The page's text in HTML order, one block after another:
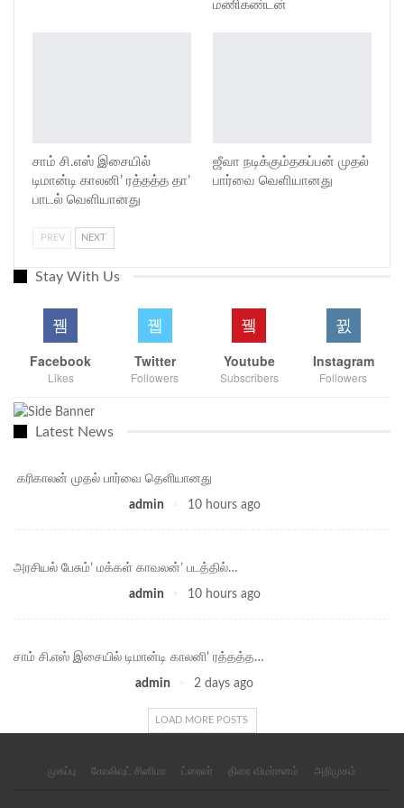
மணிகண்டன்
சாம் சி.எஸ் இசையில்
டிமான்டி காலனி’ ரத்தத்த தா’
பாடல் வெளியானது
ஜீவா நடிக்கும்தகப்பன் முதல்
பார்வை வெளியானது
PREV NEXT
Stay With Us
Facebook
Likes
Twitter
Followers
Youtube
Subscribers
Instagram
Followers
Latest News
‎ கரிகாலன் முதல் பார்வை தெளியானது
admin 10 hours ago
அரசியல் பேசும்’ மக்கள் காவலன்’ படத்தில்…
admin 10 hours ago
சாம் சி.எஸ் இசையில் டிமான்டி காலனி’ ரத்தத்த…
admin 2 days ago
LOAD MORE POSTS
முகப்பு கோலிவுட் சினிமா ட்ரைலர் திரை விமர்சனம் அறிமுகம்